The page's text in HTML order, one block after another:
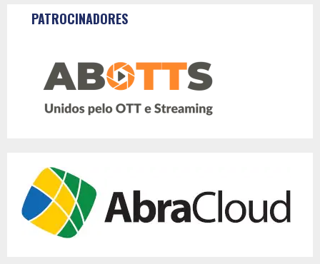
PATROCINADORES